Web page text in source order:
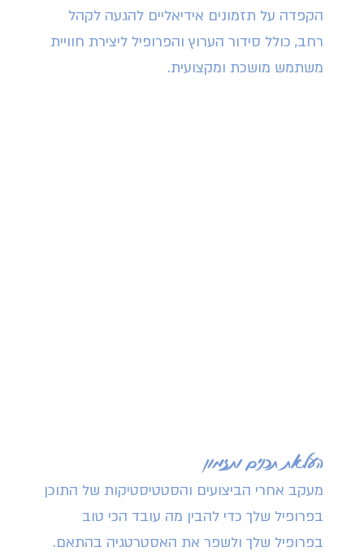
הקפדה על תזמונים אידיאליים להגעה לקהל
רחב, כולל סידור הערוץ והפרופיל ליצירת חוויית
משתמש מושכת ומקצועית.
העלאת תכנים ותזמון
מעקב אחרי הביצועים והסטטיסטיקות של התוכן
בפרופיל שלך כדי להבין מה עובד הכי טוב
בפרופיל שלך ולשפר את האסטרטגיה בהתאם.